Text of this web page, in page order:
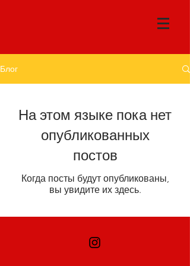
Блог
На этом языке пока нет
опубликованных
постов
Когда посты будут опубликованы,
вы увидите их здесь.